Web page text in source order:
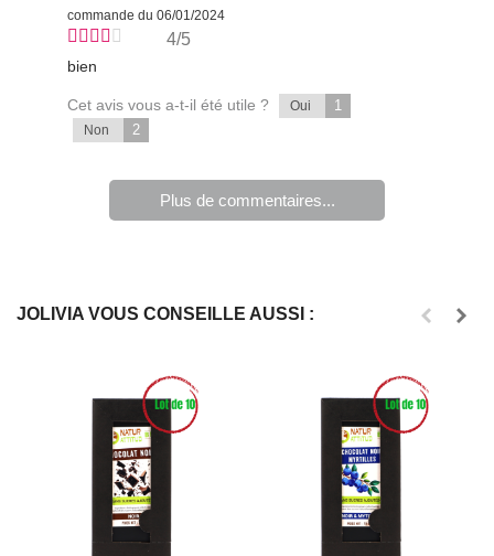
commande du 06/01/2024
4/5
bien
Cet avis vous a-t-il été utile ? Oui 1
Non 2
Plus de commentaires...
JOLIVIA VOUS CONSEILLE AUSSI :